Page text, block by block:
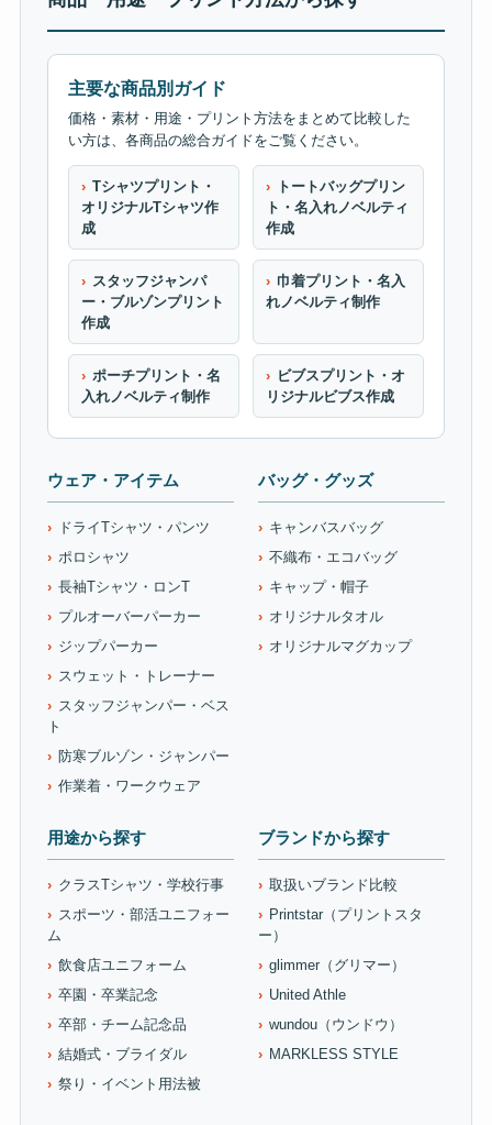
主要な商品別ガイド
価格・素材・用途・プリント方法をまとめて比較した
い方は、各商品の総合ガイドをご覧ください。
Tシャツプリント・
オリジナルTシャツ作
成
トートバッグプリン
ト・名入れノベルティ
作成
スタッフジャンパ
ー・ブルゾンプリント
作成
巾着プリント・名入
れノベルティ制作
ポーチプリント・名
入れノベルティ制作
ビブスプリント・オ
リジナルビブス作成
ウェア・アイテム
ドライTシャツ・パンツ
ポロシャツ
長袖Tシャツ・ロンT
プルオーバーパーカー
ジップパーカー
スウェット・トレーナー
スタッフジャンパー・ベス
ト
防寒ブルゾン・ジャンパー
作業着・ワークウェア
バッグ・グッズ
キャンバスバッグ
不織布・エコバッグ
キャップ・帽子
オリジナルタオル
オリジナルマグカップ
用途から探す
クラスTシャツ・学校行事
スポーツ・部活ユニフォー
ム
飲食店ユニフォーム
卒園・卒業記念
卒部・チーム記念品
結婚式・ブライダル
祭り・イベント用法被
ブランドから探す
取扱いブランド比較
Printstar（プリントスタ
ー）
glimmer（グリマー）
United Athle
wundou（ウンドウ）
MARKLESS STYLE